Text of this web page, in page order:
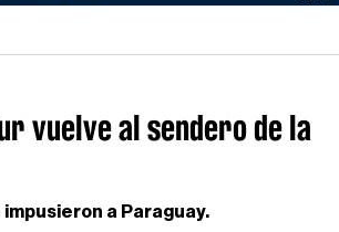
vuelve al sendero de la
a Paraguay.